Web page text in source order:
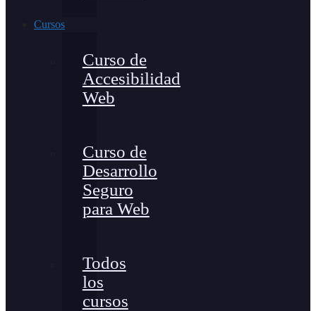
Cursos
Curso de
Accesibilidad
Web
Curso de
Desarrollo
Seguro
para Web
Todos
los
cursos